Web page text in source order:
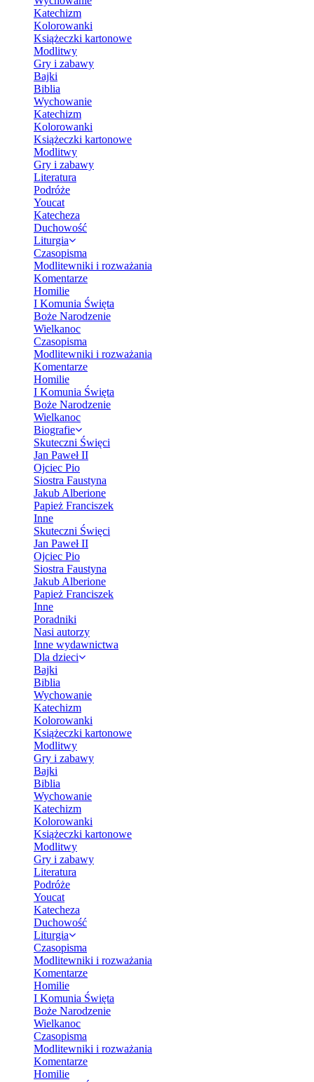
Katechizm
Kolorowanki
Książeczki kartonowe
Modlitwy
Gry i zabawy
Bajki
Biblia
Wychowanie
Katechizm
Kolorowanki
Książeczki kartonowe
Modlitwy
Gry i zabawy
Literatura
Podróże
Youcat
Katecheza
Duchowość
Liturgia
Czasopisma
Modlitewniki i rozważania
Komentarze
Homilie
I Komunia Święta
Boże Narodzenie
Wielkanoc
Czasopisma
Modlitewniki i rozważania
Komentarze
Homilie
I Komunia Święta
Boże Narodzenie
Wielkanoc
Biografie
Skuteczni Święci
Jan Paweł II
Ojciec Pio
Siostra Faustyna
Jakub Alberione
Papież Franciszek
Inne
Skuteczni Święci
Jan Paweł II
Ojciec Pio
Siostra Faustyna
Jakub Alberione
Papież Franciszek
Inne
Poradniki
Nasi autorzy
Inne wydawnictwa
Dla dzieci
Bajki
Biblia
Wychowanie
Katechizm
Kolorowanki
Książeczki kartonowe
Modlitwy
Gry i zabawy
Bajki
Biblia
Wychowanie
Katechizm
Kolorowanki
Książeczki kartonowe
Modlitwy
Gry i zabawy
Literatura
Podróże
Youcat
Katecheza
Duchowość
Liturgia
Czasopisma
Modlitewniki i rozważania
Komentarze
Homilie
I Komunia Święta
Boże Narodzenie
Wielkanoc
Czasopisma
Modlitewniki i rozważania
Komentarze
Homilie